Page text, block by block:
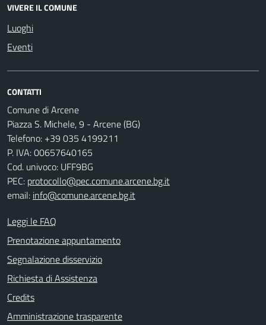
VIVERE IL COMUNE
Luoghi
Eventi
CONTATTI
Comune di Arcene
Piazza S. Michele, 9 - Arcene (BG)
Telefono: +39 035 4199211
P. IVA: 00657640165
Cod. univoco: UFF9BG
PEC: protocollo@pec.comune.arcene.bg.it
email: info@comune.arcene.bg.it
Leggi le FAQ
Prenotazione appuntamento
Segnalazione disservizio
Richiesta di Assistenza
Credits
Amministrazione trasparente